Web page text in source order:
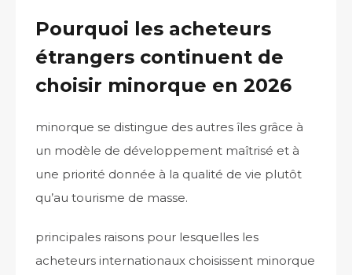
Pourquoi les acheteurs
étrangers continuent de
choisir minorque en 2026
minorque se distingue des autres îles grâce à
un modèle de développement maîtrisé et à
une priorité donnée à la qualité de vie plutôt
qu’au tourisme de masse.
principales raisons pour lesquelles les
acheteurs internationaux choisissent minorque